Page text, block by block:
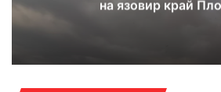
на язовир край